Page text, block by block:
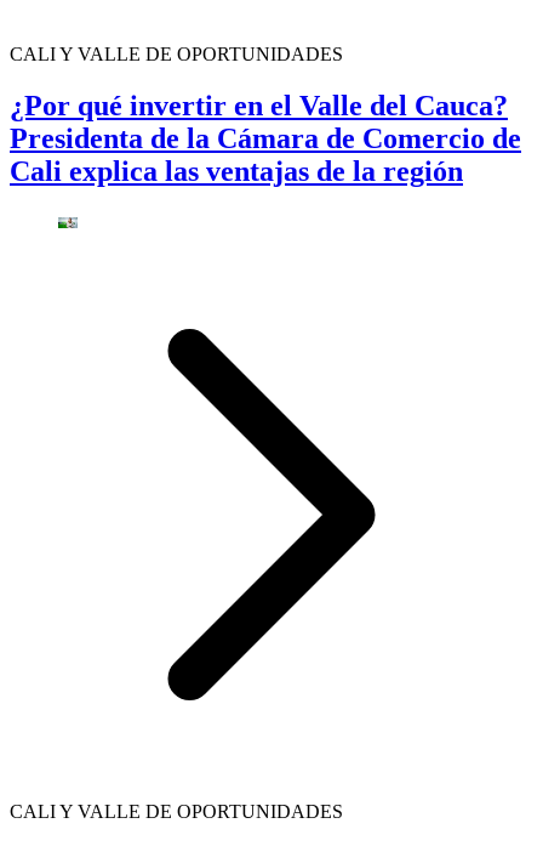
CALI Y VALLE DE OPORTUNIDADES
¿Por qué invertir en el Valle del Cauca?
Presidenta de la Cámara de Comercio de
Cali explica las ventajas de la región
CALI Y VALLE DE OPORTUNIDADES